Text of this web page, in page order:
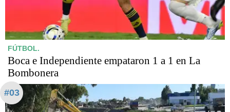
FÚTBOL.
Boca e Independiente empataron 1 a 1 en La
Bombonera
#03